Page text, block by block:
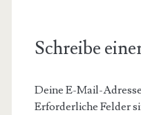
Schreibe
Deine E-Mail-
Erforderliche Felder